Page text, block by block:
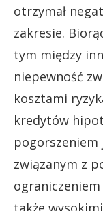
otrzymał
zakresie.
tym między
niepewność
kosztami
kredytów
związanym z
także